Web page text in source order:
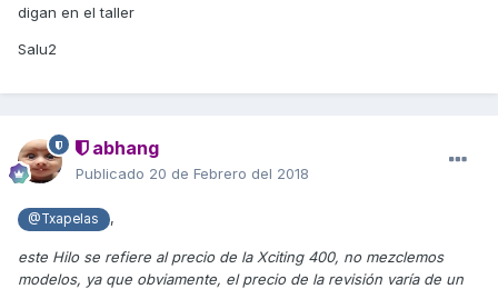
digan en el taller
Salu2
abhang
Publicado 20 de Febrero del 2018
@Txapelas ,
este Hilo se refiere al precio de la Xciting 400, no mezclemos
modelos, ya que obviamente, el precio de la revisión varía de un